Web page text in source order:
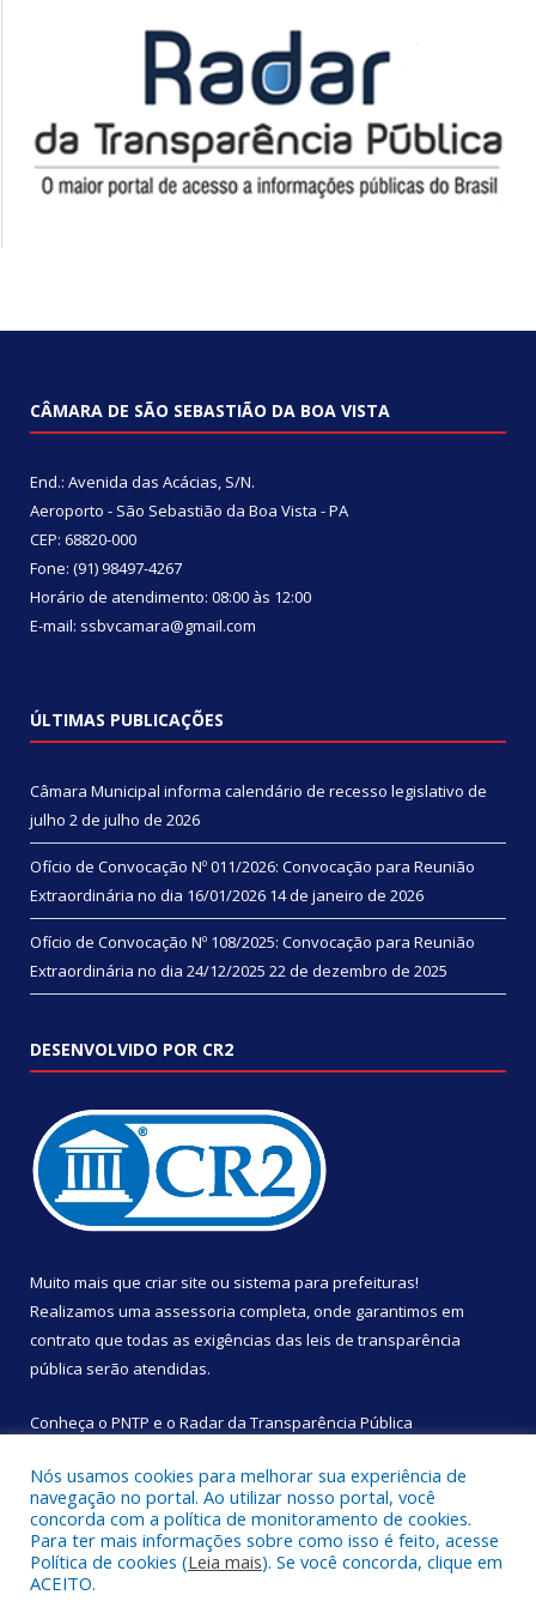
CÂMARA DE SÃO SEBASTIÃO DA BOA VISTA
End.: Avenida das Acácias, S/N.
Aeroporto - São Sebastião da Boa Vista - PA
CEP: 68820-000
Fone: (91) 98497-4267
Horário de atendimento: 08:00 às 12:00
E-mail: ssbvcamara@gmail.com
ÚLTIMAS PUBLICAÇÕES
Câmara Municipal informa calendário de recesso legislativo de
julho 2 de julho de 2026
Ofício de Convocação Nº 011/2026: Convocação para Reunião
Extraordinária no dia 16/01/2026 14 de janeiro de 2026
Ofício de Convocação Nº 108/2025: Convocação para Reunião
Extraordinária no dia 24/12/2025 22 de dezembro de 2025
DESENVOLVIDO POR CR2
Muito mais que criar site ou sistema para prefeituras!
Realizamos uma assessoria completa, onde garantimos em
contrato que todas as exigências das leis de transparência
pública serão atendidas.
Conheça o PNTP e o Radar da Transparência Pública
Todos os direitos reservados a Câmara Municipal de São
Sebastião da Boa Vista.
Nós usamos cookies para melhorar sua experiência de
navegação no portal. Ao utilizar nosso portal, você
concorda com a política de monitoramento de cookies.
Para ter mais informações sobre como isso é feito, acesse
Política de cookies (Leia mais). Se você concorda, clique em
ACEITO.